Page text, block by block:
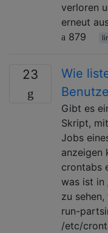
verloren
erneut
879
23
Wie
Gibt es
Skript,
Jobs
anzeigen
crontabs
was ist in
zu
run-
/etc/